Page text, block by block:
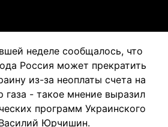
неделе сообщалось, что
Россия может прекратить
из-за неоплаты счета на
газа - такое мнение выразил
программ Украинского
Юрчишин.